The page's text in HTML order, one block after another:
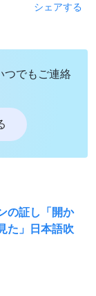
シェアする
つでもご連絡
の証し「開か
た」日本語吹